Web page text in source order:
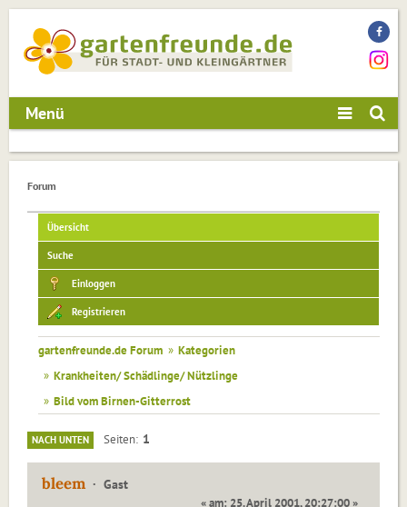
Menü
Forum
Übersicht
Suche
Einloggen
Registrieren
gartenfreunde.de Forum » Kategorien
» Krankheiten/ Schädlinge/ Nützlinge
» Bild vom Birnen-Gitterrost
NACH UNTEN Seiten 1
bleem Gast
« am: 25. April 2001, 20:27:00 »